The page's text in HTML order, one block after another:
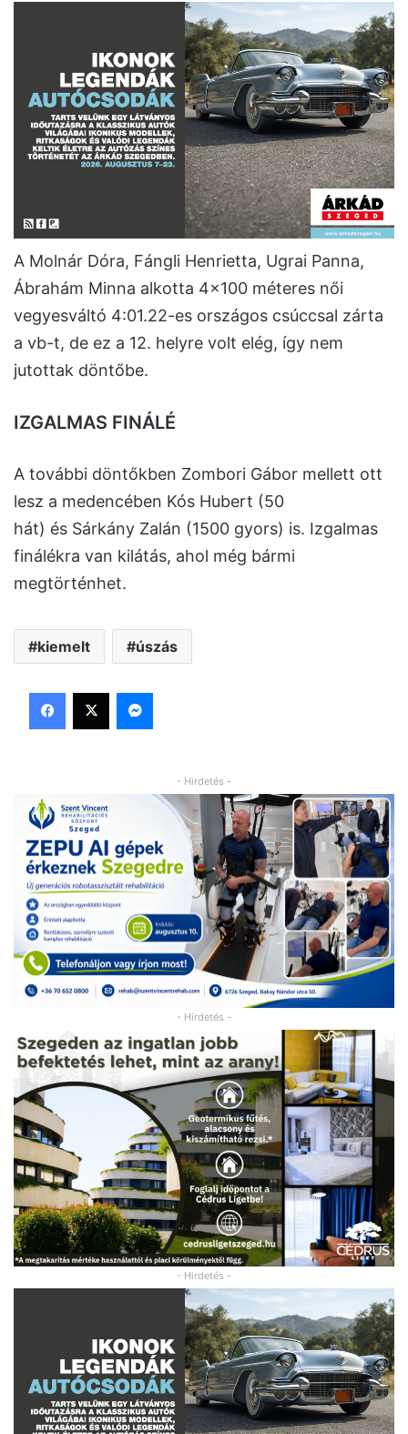
A Molnár Dóra, Fángli Henrietta, Ugrai Panna,
Ábrahám Minna alkotta 4×100 méteres női
vegyesváltó 4:01.22-es országos csúccsal zárta
a vb-t, de ez a 12. helyre volt elég, így nem
jutottak döntőbe.
IZGALMAS FINÁLÉ
A további döntőkben Zombori Gábor mellett ott
lesz a medencében Kós Hubert (50
hát) és Sárkány Zalán (1500 gyors) is. Izgalmas
finálékra van kilátás, ahol még bármi
megtörténhet.
kiemelt úszás
Facebook
X Messenger
- Hirdetés -
- Hirdetés -
- Hirdetés -